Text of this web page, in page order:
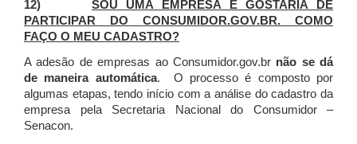
12) SOU UMA EMPRESA E GOSTARIA DE
PARTICIPAR DO CONSUMIDOR.GOV.BR. COMO
FAÇO O MEU CADASTRO?
A adesão de empresas ao Consumidor.gov.br não se dá
de maneira automática. O processo é composto por
algumas etapas, tendo início com a análise do cadastro da
empresa pela Secretaria Nacional do Consumidor –
Senacon.